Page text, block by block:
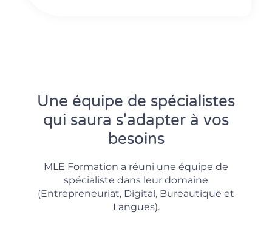
Une équipe de spécialistes
qui saura s'adapter à vos
besoins
MLE Formation a réuni une équipe de
spécialiste dans leur domaine
(Entrepreneuriat, Digital, Bureautique et
Langues).